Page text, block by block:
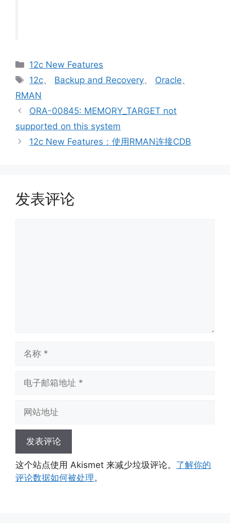
分
类
12c New Features
标
签
12c、 Backup and Recovery、 Oracle、
RMAN
ORA-00845: MEMORY_TARGET not
supported on this system
12c New Features：使用RMAN连接CDB
发表评论
地
地
这个站点使用 Akismet 来减少垃圾评论。 了解你的
评论数据如何被处理。